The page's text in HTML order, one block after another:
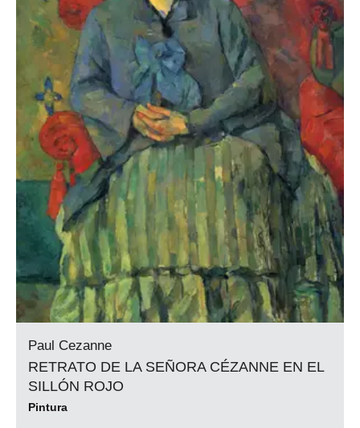
Paul Cezanne
RETRATO DE LA SEÑORA CÉZANNE EN EL
SILLÓN ROJO
Pintura